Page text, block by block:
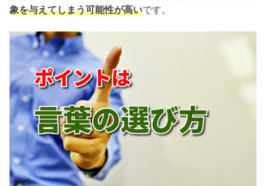
象を与えてしまう可能性が高いです。